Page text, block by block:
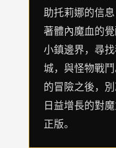
助托莉娜的信
著體內魔血的
小鎮邊界，尋
城，與怪物戰
的冒險之後，
日益增長的對
正版。